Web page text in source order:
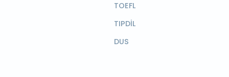
TOEFL
TIPDİL
DUS